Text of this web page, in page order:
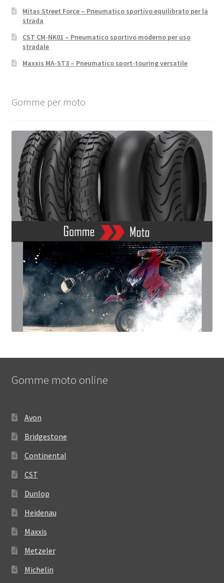
Mitas Street Force – Pneumatico sportivo equilibrato per la
strada
CST CM-NK01 – Pneumatico sportivo moderno per uso
stradale
Maxxis MA-ST3 – Pneumatico sport-touring versatile
Gomme per moto
Gomme moto online
Avon
Bridgestone
Continental
CST
Dunlop
Heidenau
Maxxis
Metzeler
Michelin